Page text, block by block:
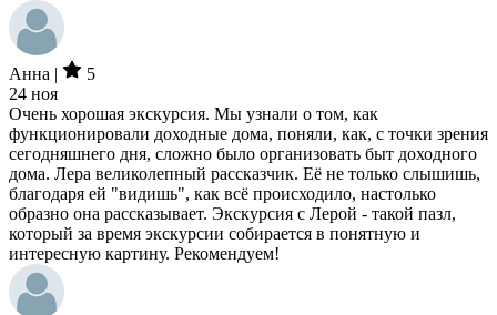
Анна |
5
24 ноя
Очень хорошая экскурсия. Мы узнали о том, как
функционировали доходные дома, поняли, как, с точки зрения
сегодняшнего дня, сложно было организовать быт доходного
дома. Лера великолепный рассказчик. Её не только слышишь,
благодаря ей "видишь", как всё происходило, настолько
образно она рассказывает. Экскурсия с Лерой - такой пазл,
который за время экскурсии собирается в понятную и
интересную картину. Рекомендуем!